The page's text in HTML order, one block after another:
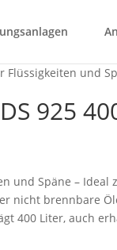
925
und Späne – Ideal
nicht brennbare
400 Liter, auch